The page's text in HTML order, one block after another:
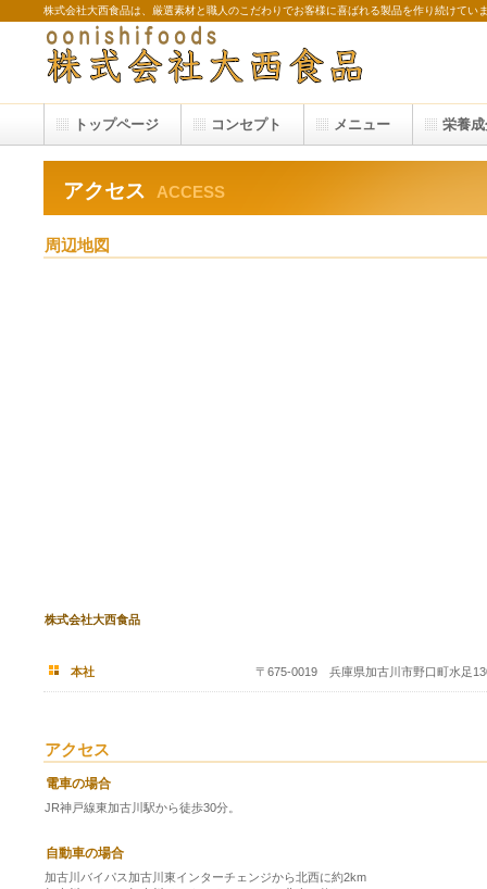
株式会社大西食品は、厳選素材と職人のこだわりでお客様に喜ばれる製品を作り続けてい
アクセス ACCESS
周辺地図
株式会社大西食品
本社 〒675-0019 兵庫県加古川市野口町水足
アクセス
電車の場合
JR神戸線東加古川駅から徒歩30分。
自動車の場合
加古川バイパス加古川東インターチェンジから北西に約2km
トップページ コンセプト メニュー 栄養